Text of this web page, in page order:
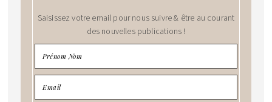
Saisissez votre email pour nous suivre & être au courant
des nouvelles publications !